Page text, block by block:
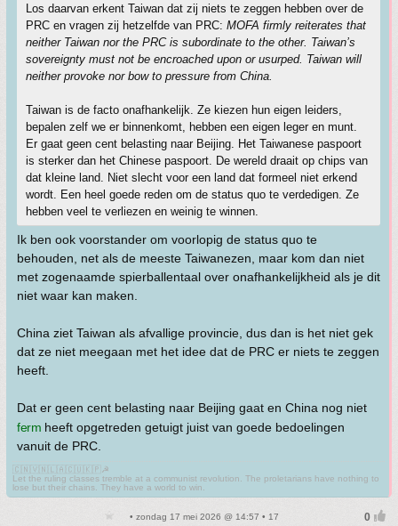
Los daarvan erkent Taiwan dat zij niets te zeggen hebben over de
PRC en vragen zij hetzelfde van PRC: MOFA firmly reiterates that
neither Taiwan nor the PRC is subordinate to the other. Taiwan’s
sovereignty must not be encroached upon or usurped. Taiwan will
neither provoke nor bow to pressure from China.
Taiwan is de facto onafhankelijk. Ze kiezen hun eigen leiders,
bepalen zelf we er binnenkomt, hebben een eigen leger en munt.
Er gaat geen cent belasting naar Beijing. Het Taiwanese paspoort
is sterker dan het Chinese paspoort. De wereld draait op chips van
dat kleine land. Niet slecht voor een land dat formeel niet erkend
wordt. Een heel goede reden om de status quo te verdedigen. Ze
hebben veel te verliezen en weinig te winnen.
Ik ben ook voorstander om voorlopig de status quo te
behouden, net als de meeste Taiwanezen, maar kom dan niet
met zogenaamde spierballentaal over onafhankelijkheid als je dit
niet waar kan maken.
China ziet Taiwan als afvallige provincie, dus dan is het niet gek
dat ze niet meegaan met het idee dat de PRC er niets te zeggen
heeft.
Dat er geen cent belasting naar Beijing gaat en China nog niet
ferm heeft opgetreden getuigt juist van goede bedoelingen
vanuit de PRC.
🇨🇳🇻🇳🇱🇦🇨🇺🇰🇵☭
Let the ruling classes tremble at a communist revolution. The proletarians have nothing to
lose but their chains. They have a world to win.
• zondag 17 mei 2026 @ 14:57 • 17